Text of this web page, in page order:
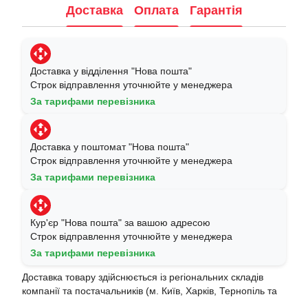
Доставка Оплата Гарантія
Доставка у відділення "Нова пошта"
Строк відправлення уточнюйте у менеджера
За тарифами перевізника
Доставка у поштомат "Нова пошта"
Строк відправлення уточнюйте у менеджера
За тарифами перевізника
Кур'єр "Нова пошта" за вашою адресою
Строк відправлення уточнюйте у менеджера
За тарифами перевізника
Доставка товару здійснюється із регіональних складів
компанії та постачальників (м. Київ, Харків, Тернопіль та